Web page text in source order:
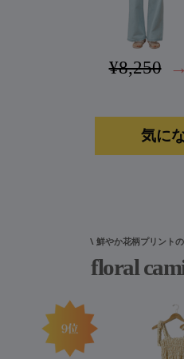
¥8,250 →
気に
\ 鮮やか花柄プリント
floral